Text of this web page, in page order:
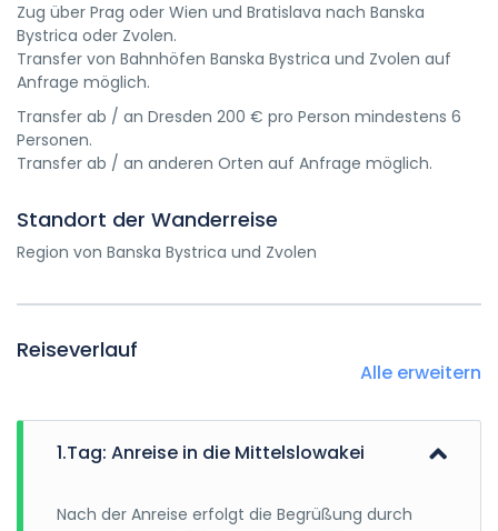
Zug über Prag oder Wien und Bratislava nach Banska
Bystrica oder Zvolen.
Transfer von Bahnhöfen Banska Bystrica und Zvolen auf
Anfrage möglich.
Transfer ab / an Dresden 200 € pro Person mindestens 6
Personen.
Transfer ab / an anderen Orten auf Anfrage möglich.
Standort der Wanderreise
Region von Banska Bystrica und Zvolen
Reiseverlauf
Alle erweitern
1.Tag: Anreise in die Mittelslowakei
Nach der Anreise erfolgt die Begrüßung durch